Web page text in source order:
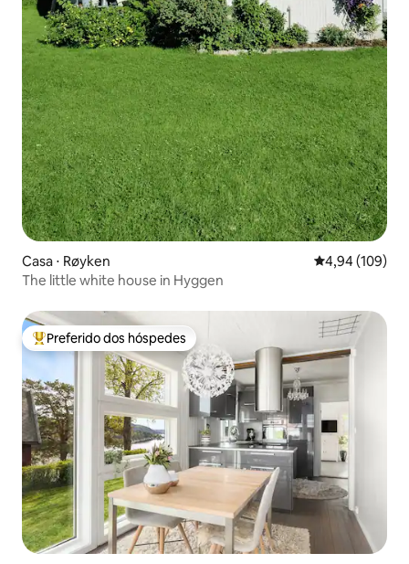
Casa ⋅ Røyken 4,94 de uma
4,94 (109)
The little white house in Hyggen
Entre os melhores preferidos dos hóspedes
Preferido dos hóspedes